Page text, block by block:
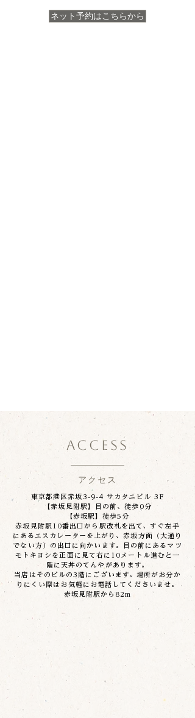
ネット予約はこちらから
ACCESS
アクセス
東京都港区赤坂3-9-4 サカタニビル 3F​
【赤坂見附駅】目の前、徒歩0分
【赤坂駅】徒歩5分
赤坂見附駅10番出口から駅改札を出て、すぐ左手
にあるエスカレーターを上がり、赤坂方面（大通り
でない方）の出口に向かいます。目の前にあるマツ
モトキヨシを正面に見て右に10メートル進むと一
階に天丼のてんやがあります。
当店はそのビルの3階にございます。場所がお分か
りにくい際はお気軽にお電話してくださいませ。
赤坂見附駅から82m